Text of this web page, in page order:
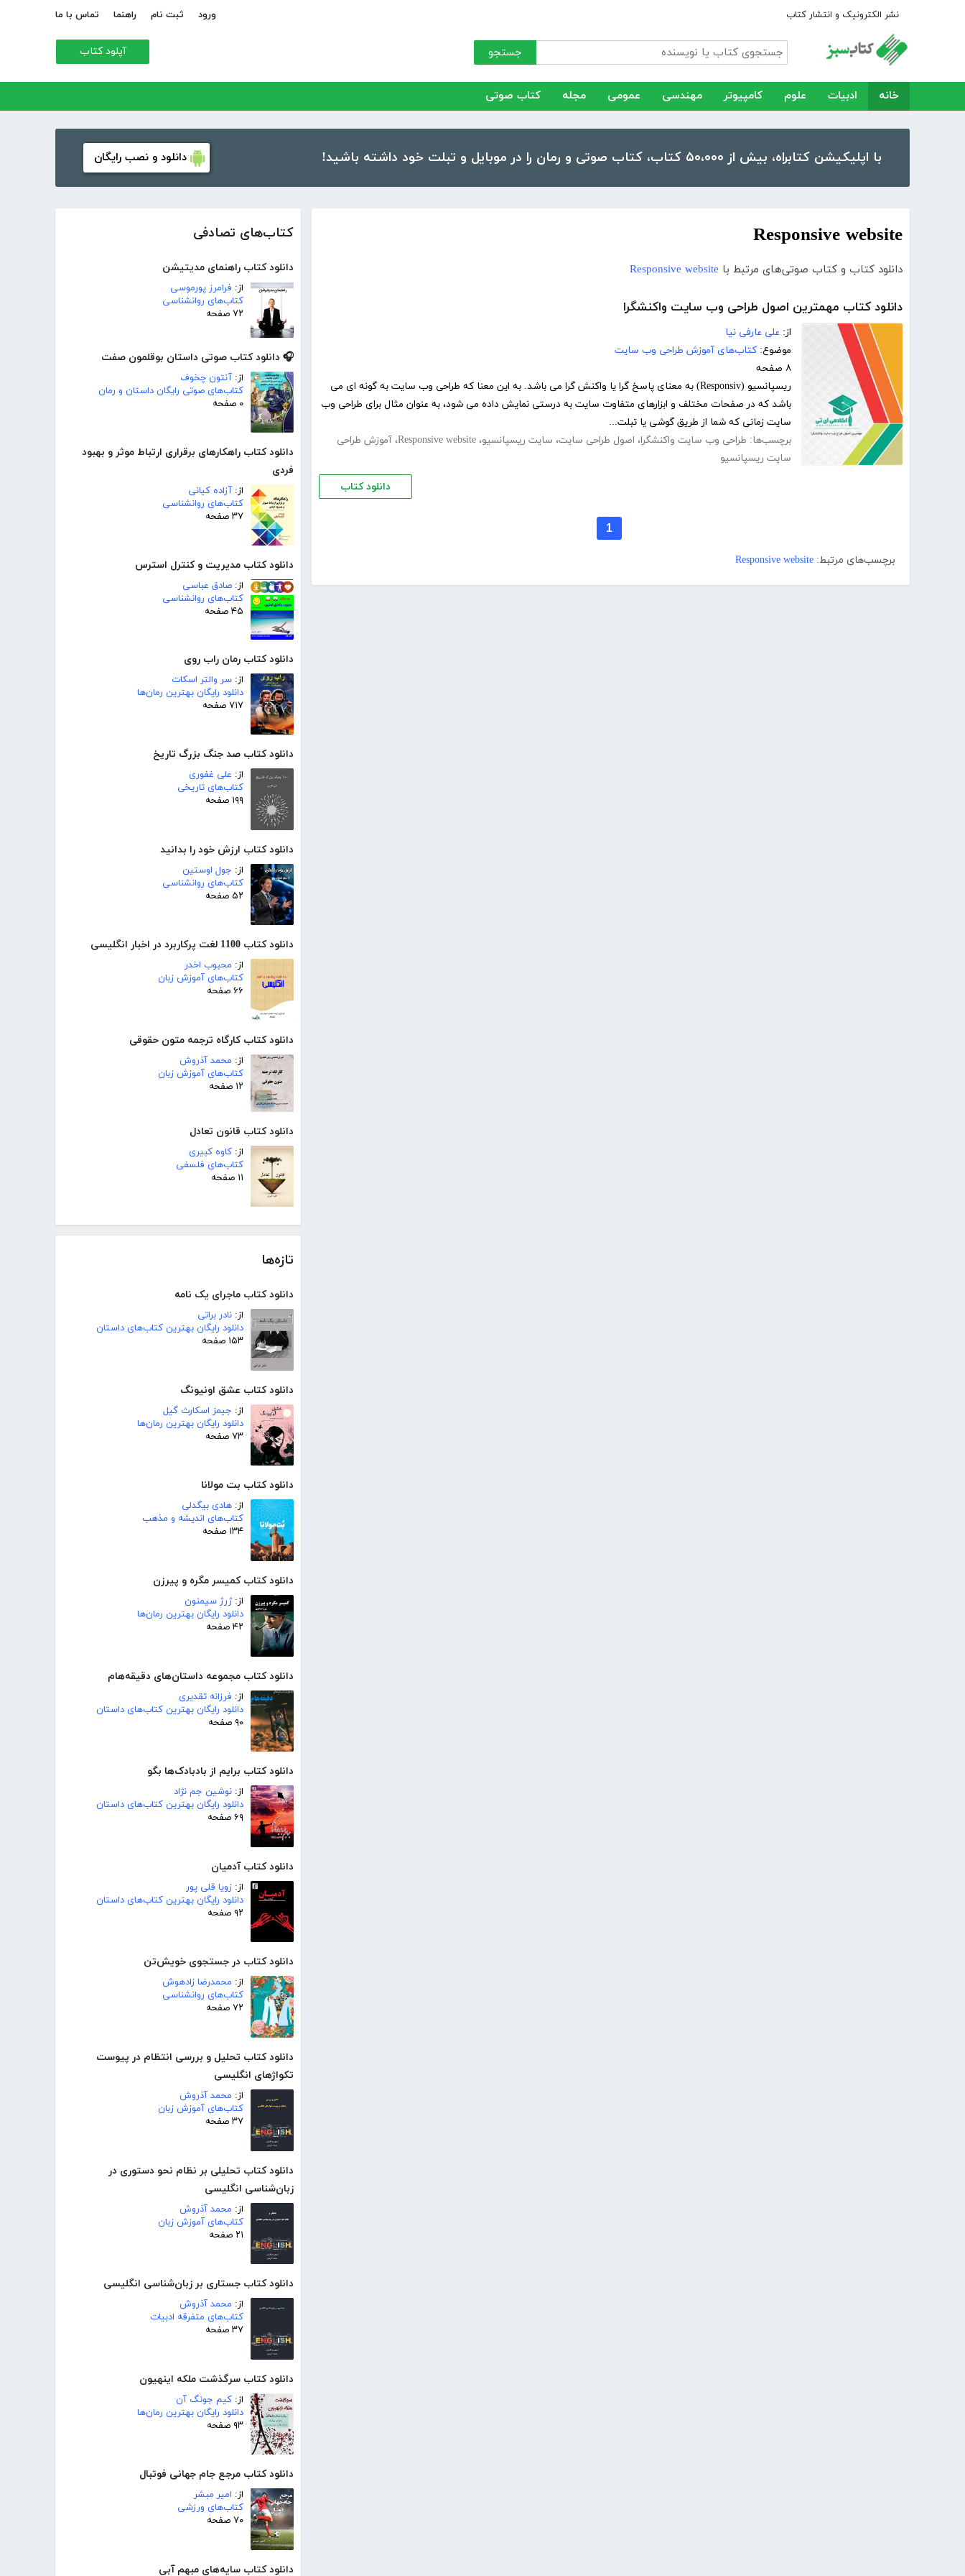
نشر الکترونیک و انتشار کتاب ورود ثبت نام راهنما تماس با ما
جستجو آپلود کتاب
خانه ادبیات علوم کامپیوتر مهندسی عمومی مجله کتاب صوتی
با اپلیکیشن کتابراه، بیش از ۵۰،۰۰۰ کتاب، کتاب صوتی و رمان را در موبایل و تبلت خود داشته باشید! دانلود و نصب رایگان
کتاب‌های تصادفی
دانلود کتاب راهنمای مدیتیشن
از: فرامرز پورموسی
کتاب‌های روانشناسی
۷۲ صفحه
🎧 دانلود کتاب صوتی داستان بوقلمون صفت
از: آنتون چخوف
کتاب‌های صوتی رایگان داستان و رمان
۰ صفحه
دانلود کتاب راهکارهای برقراری ارتباط موثر و بهبود
فردی
از: آزاده کیانی
کتاب‌های روانشناسی
۳۷ صفحه
دانلود کتاب مدیریت و کنترل استرس
از: صادق عباسی
کتاب‌های روانشناسی
۴۵ صفحه
دانلود کتاب رمان راب روی
از: سر والتر اسکات
دانلود رایگان بهترین رمان‌ها
۷۱۷ صفحه
دانلود کتاب صد جنگ بزرگ تاریخ
از: علی غفوری
کتاب‌های تاریخی
۱۹۹ صفحه
دانلود کتاب ارزش خود را بدانید
از: جول اوستین
کتاب‌های روانشناسی
۵۲ صفحه
دانلود کتاب 1100 لغت پرکاربرد در اخبار انگلیسی
از: محبوب اخدر
کتاب‌های آموزش زبان
۶۶ صفحه
دانلود کتاب کارگاه ترجمه متون حقوقی
از: محمد آذروش
کتاب‌های آموزش زبان
۱۲ صفحه
دانلود کتاب قانون تعادل
از: کاوه کبیری
کتاب‌های فلسفی
۱۱ صفحه
تازه‌ها
دانلود کتاب ماجرای یک نامه
از: نادر براتی
دانلود رایگان بهترین کتاب‌های داستان
۱۵۳ صفحه
دانلود کتاب عشق اونیونگ
از: جیمز اسکارث گیل
دانلود رایگان بهترین رمان‌ها
۷۳ صفحه
دانلود کتاب بت مولانا
از: هادی بیگدلی
کتاب‌های اندیشه و مذهب
۱۳۴ صفحه
دانلود کتاب کمیسر مگره و پیرزن
از:ژرژ سیمنون
دانلود رایگان بهترین رمان‌ها
۴۲ صفحه
دانلود کتاب مجموعه داستان‌های دقیقه‌هام
از: فرزانه تقدیری
دانلود رایگان بهترین کتاب‌های داستان
۹۰ صفحه
دانلود کتاب برایم از بادبادک‌ها بگو
از: نوشین جم نژاد
دانلود رایگان بهترین کتاب‌های داستان
۶۹ صفحه
دانلود کتاب آدمیان
از: زویا قلی پور
دانلود رایگان بهترین کتاب‌های داستان
۹۲ صفحه
دانلود کتاب در جستجوی خویش‌تن
از: محمدرضا زادهوش
کتاب‌های روانشناسی
۷۲ صفحه
دانلود کتاب تحلیل و بررسی انتظام در پیوست
تکواژهای انگلیسی
از: محمد آذروش
کتاب‌های آموزش زبان
۳۷ صفحه
دانلود کتاب تحلیلی بر نظام نحو دستوری در
زبان‌شناسی انگلیسی
از: محمد آذروش
کتاب‌های آموزش زبان
۲۱ صفحه
دانلود کتاب جستاری بر زبان‌شناسی انگلیسی
از: محمد آذروش
کتاب‌های متفرقه ادبیات
۳۷ صفحه
دانلود کتاب سرگذشت ملکه اینهیون
از: کیم جونگ آن
دانلود رایگان بهترین رمان‌ها
۹۳ صفحه
دانلود کتاب مرجع جام جهانی فوتبال
از: امیر مبشر
کتاب‌های ورزشی
۷۰ صفحه
دانلود کتاب سایه‌های مبهم آبی
Responsive website
دانلود کتاب و کتاب صوتی‌های مرتبط با Responsive website
دانلود کتاب مهمترین اصول طراحی وب سایت واکنشگرا
از: علی عارفی نیا
موضوع: کتاب‌های آموزش طراحی وب سایت
۸ صفحه
ریسپانسیو (Responsiv) به معنای پاسخ گرا یا واکنش گرا می باشد. به این معنا که طراحی وب سایت به گونه ای می
باشد که در صفحات مختلف و ابزارهای متفاوت سایت به درستی نمایش داده می شود، به عنوان مثال برای طراحی وب
سایت زمانی که شما از طریق گوشی یا تبلت...
برچسب‌ها: طراحی وب سایت واکنشگرا، اصول طراحی سایت، سایت ریسپانسیو، Responsive website، آموزش طراحی
سایت ریسپانسیو
دانلود کتاب
1
برچسب‌های مرتبط: Responsive website